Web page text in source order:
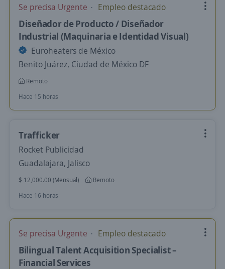
Se precisa Urgente Empleo destacado
Diseñador de Producto / Diseñador
Industrial (Maquinaria e Identidad Visual)
Euroheaters de México
Benito Juárez, Ciudad de México DF
Remoto
Hace 15 horas
Trafficker
Rocket Publicidad
Guadalajara, Jalisco
$ 12,000.00 (Mensual)
Remoto
Hace 16 horas
Se precisa Urgente Empleo destacado
Bilingual Talent Acquisition Specialist –
Financial Services